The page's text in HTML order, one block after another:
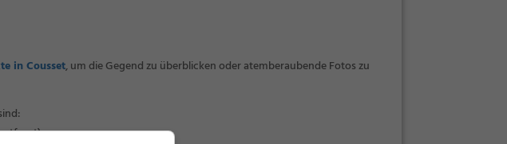
in Cousset, um die Gegend zu überblicken oder atemberaubende Fotos zu